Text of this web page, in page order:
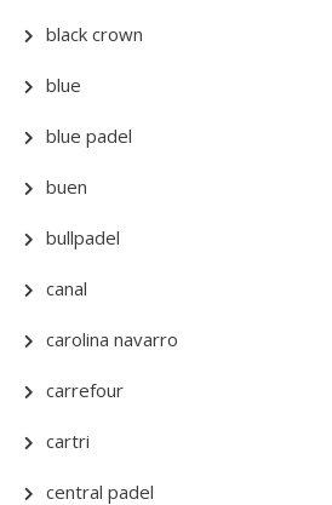
black crown
blue
blue padel
buen
bullpadel
canal
carolina navarro
carrefour
cartri
central padel